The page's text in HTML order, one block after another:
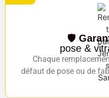
🛡️
pose &
Chaque
défaut de pose ou de